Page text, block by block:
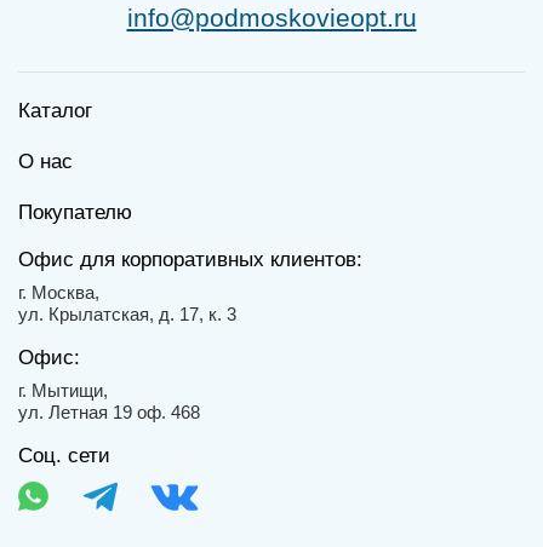
info@podmoskovieopt.ru
Каталог
О нас
Покупателю
Офис для корпоративных клиентов:
г. Москва,
ул. Крылатская, д. 17, к. 3
Офис:
г. Мытищи,
ул. Летная 19 оф. 468
Соц. сети